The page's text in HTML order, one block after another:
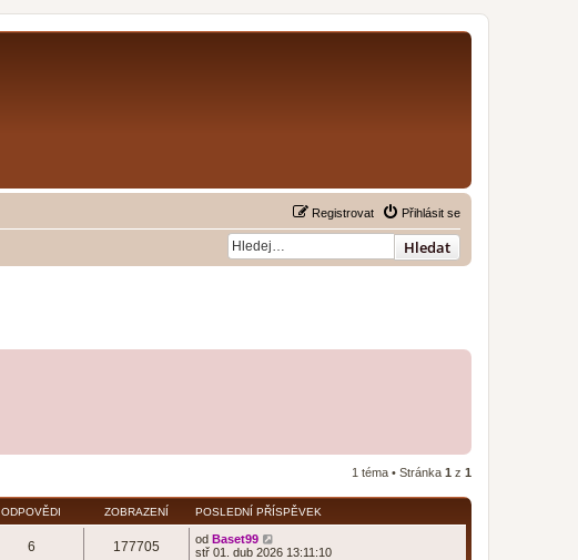
Přihlásit se
Registrovat
Hledat
1 téma • Stránka 1 z 1
ODPOVĚDI ZOBRAZENÍ POSLEDNÍ PŘÍSPĚVEK
6 177705 od Baset99
stř 01. dub 2026 13:11:10